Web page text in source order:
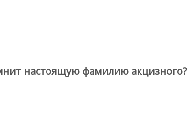
настоящую фамилию акцизного?